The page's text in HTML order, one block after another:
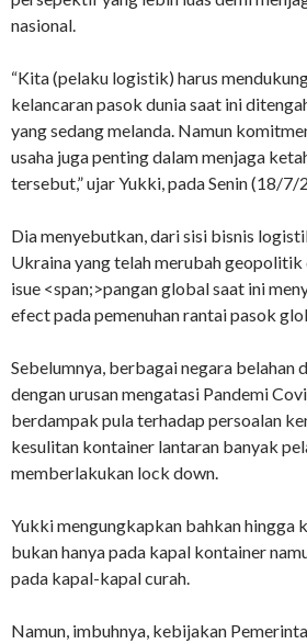
nasional.
“Kita (pelaku logistik) harus
kelancaran pasok dunia saat ini
yang sedang melanda. Namun
usaha juga penting dalam menjaga
tersebut,” ujar Yukki, pada Senin (18/7/
Dia menyebutkan, dari sisi bisnis
Ukraina yang telah merubah geopolitik
isue <span;>pangan global saat ini
efect pada pemenuhan rantai pasok
Sebelumnya, berbagai negara belahan
dengan urusan mengatasi Pandemi
berdampak pula terhadap persoalan
kesulitan kontainer lantaran banyak
memberlakukan lock down.
Yukki mengungkapkan bahkan hingga
bukan hanya pada kapal kontainer
pada kapal-kapal curah.
Namun, imbuhnya, kebijakan